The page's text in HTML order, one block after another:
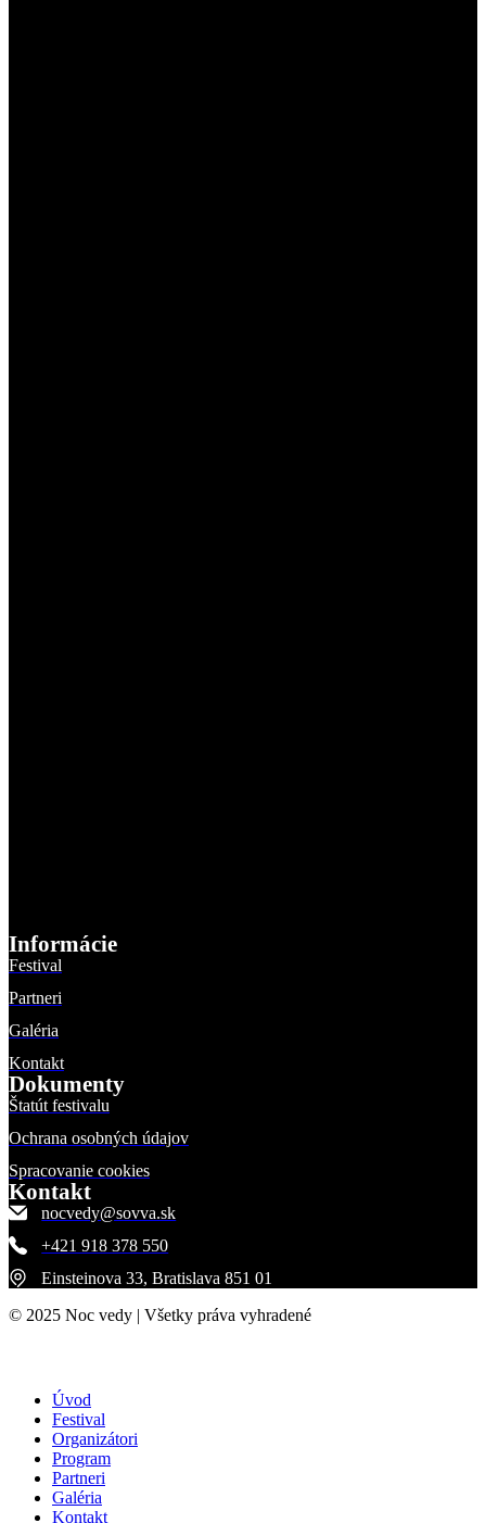
Informácie
Festival
Partneri
Galéria
Kontakt
Dokumenty
Štatút festivalu
Ochrana osobných údajov
Spracovanie cookies
Kontakt
nocvedy@sovva.sk
+421 918 378 550
Einsteinova 33, Bratislava 851 01
© 2025 Noc vedy | Všetky práva vyhradené
Úvod
Festival
Organizátori
Program
Partneri
Galéria
Kontakt